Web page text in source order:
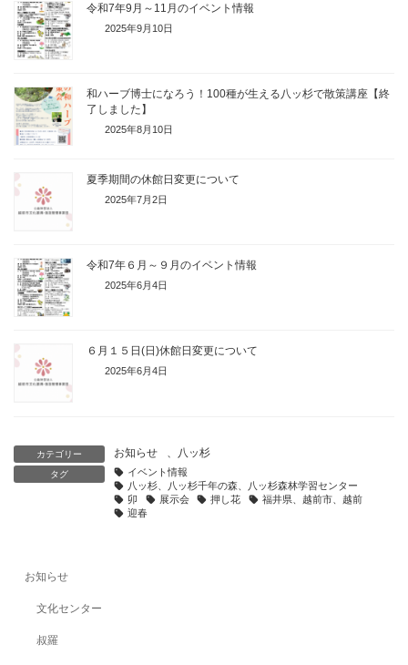
令和7年9月～11月のイベント情報
2025年9月10日
和ハーブ博士になろう！100種が生える八ッ杉で散策講座【終
了しました】
2025年8月10日
夏季期間の休館日変更について
2025年7月2日
令和7年６月～９月のイベント情報
2025年6月4日
６月１５日(日)休館日変更について
2025年6月4日
カテゴリー お知らせ 八ッ杉
タグ
イベント情報
八ッ杉、八ッ杉千年の森、八ッ杉森林学習センター
卯
展示会 押し花
福井県、越前市、越前
迎春
お知らせ
文化センター
叔羅